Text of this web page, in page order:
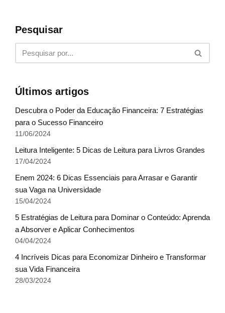
Pesquisar
Últimos artigos
Descubra o Poder da Educação Financeira: 7 Estratégias
para o Sucesso Financeiro
11/06/2024
Leitura Inteligente: 5 Dicas de Leitura para Livros Grandes
17/04/2024
Enem 2024: 6 Dicas Essenciais para Arrasar e Garantir
sua Vaga na Universidade
15/04/2024
5 Estratégias de Leitura para Dominar o Conteúdo: Aprenda
a Absorver e Aplicar Conhecimentos
04/04/2024
4 Incríveis Dicas para Economizar Dinheiro e Transformar
sua Vida Financeira
28/03/2024